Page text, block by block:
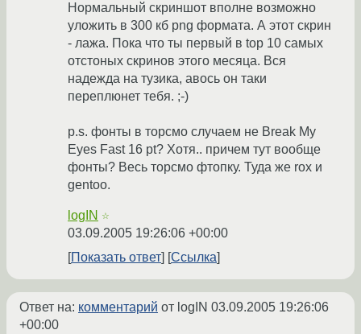
Нормальный скриншот вполне возможно
уложить в 300 кб png формата. А этот скрин
- лажа. Пока что ты первый в top 10 самых
отстоных скринов этого месяца. Вся
надежда на тузика, авось он таки
переплюнет тебя. ;-)
p.s. фонты в торсмо случаем не Break My
Eyes Fast 16 pt? Хотя.. причем тут вообще
фонты? Весь торсмо фтопку. Туда же rox и
gentoo.
logIN ☆
03.09.2005 19:26:06 +00:00
Показать ответ
Ссылка
Ответ на: комментарий от logIN 03.09.2005 19:26:06
+00:00